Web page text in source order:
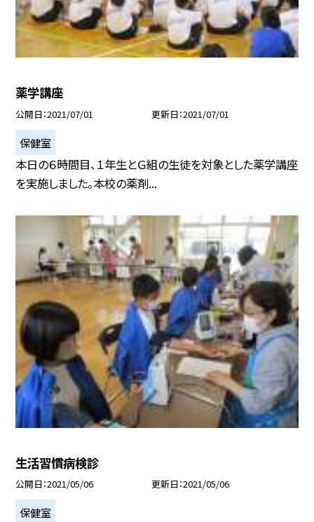
薬学講座
公開日 2021/07/01 更新日 2021/07/01
保健室
本日の６時間目、１年生とＧ組の生徒を対象とした薬学講座
を実施しました。本校の薬剤...
生活習慣病検診
公開日 2021/05/06 更新日 2021/05/06
保健室